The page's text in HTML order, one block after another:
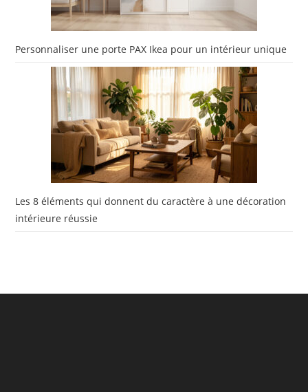
Personnaliser une porte PAX Ikea pour un intérieur unique
Les 8 éléments qui donnent du caractère à une décoration
intérieure réussie